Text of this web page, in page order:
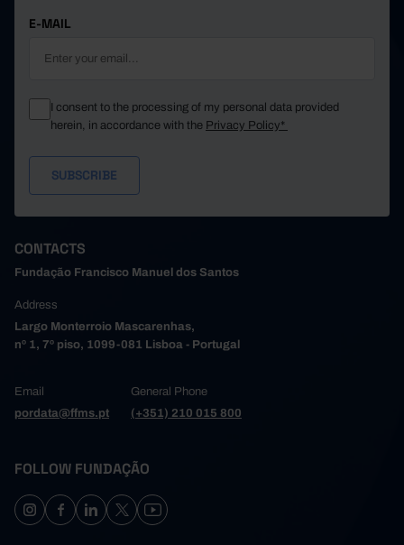
E-MAIL
I consent to the processing of my personal data provided
herein, in accordance with the Privacy Policy*
CONTACTS
Fundação Francisco Manuel dos Santos
Address
Largo Monterroio Mascarenhas,
nº 1, 7º piso, 1099-081 Lisboa - Portugal
Email
pordata@ffms.pt
General Phone
(+351) 210 015 800
FOLLOW FUNDAÇÃO